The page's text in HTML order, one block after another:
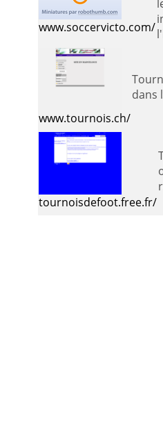
www.soccervicto.com/
www.tournois.ch/
Tournois ch -
dans
tournoisdefoot.free.fr/